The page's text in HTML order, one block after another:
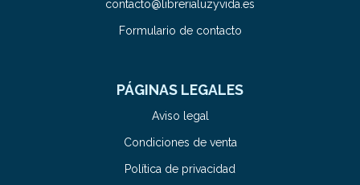
contacto@librerialuzyvida.es
Formulario de contacto
PÁGINAS LEGALES
Aviso legal
Condiciones de venta
Política de privacidad